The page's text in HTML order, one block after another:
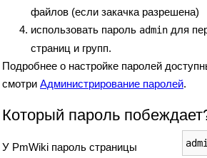
файлов (если закачка разрешена)
использовать пароль admin для
страниц и групп.
Подробнее о настройке паролей
смотри Администрирование паролей.
Который пароль
У PmWiki пароль страницы